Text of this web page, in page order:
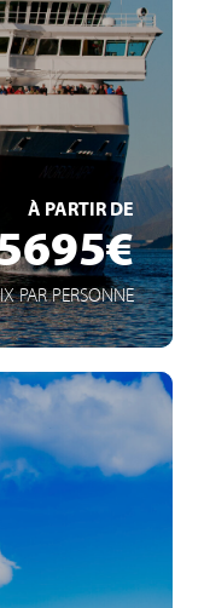
À PARTIR DE
PAR PERSONNE
34 Häfen